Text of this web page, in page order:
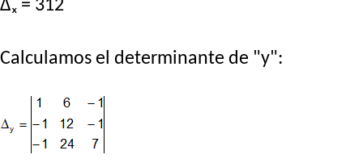
Δₓ = 312
Calculamos el determinante de "y":